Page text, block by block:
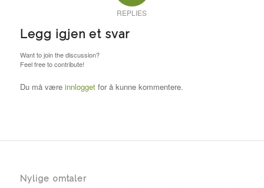
REPLIES
Legg igjen et svar
Want to join the discussion?
Feel free to contribute!
Du må være innloggetfor å kunne kommentere.
Nylige omtaler